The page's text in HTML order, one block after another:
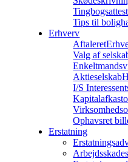
Tingbogsattest
Tips til
Erhverv
Aftaleret
Valg af
Aktieselskab
I/S
Ophavsret
Erstatning